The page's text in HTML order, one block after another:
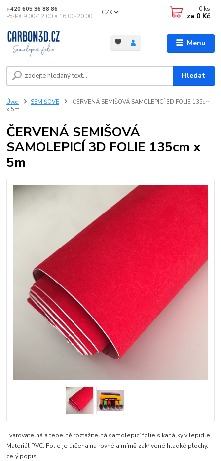
Menu
CZK
Hledat
+420 605 36 88 86
Po-Pá 9.00-12.00 a 16.00-20.00
0 ks
za 0 Kč
Úvod SEMIŠOVÉ
ČERVENÁ SEMIŠOVÁ SAMOLEPICÍ 3D FOLIE 135cm
x 5m
ČERVENÁ SEMIŠOVÁ
SAMOLEPICÍ 3D FOLIE 135cm x
5m
Tvarovatelná a tepelně roztažitelná samolepicí folie s kanálky v lepidle.
Materiál PVC. Folie je určena na rovné a mírně zakřivené hladké plochy.
celý popis